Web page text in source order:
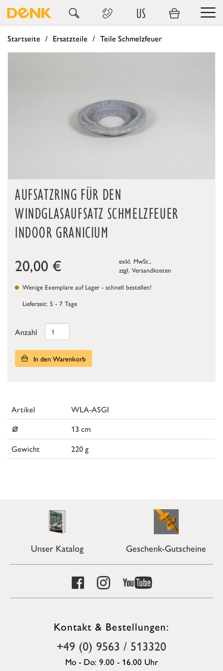
US
Startseite Ersatzteile Teile Schmelzfeuer
AUFSATZRING FÜR DEN
WINDGLASAUFSATZ SCHMELZFEUER
INDOOR GRANICIUM
20,00 €
exkl. MwSt.,
zzgl. Versandkosten
Wenige Exemplare auf Lager - schnell bestellen!
Lieferzeit: 5 - 7 Tage
Anzahl
In den Warenkorb
Artikel WLA-ASGI
⌀
13 cm
Gewicht
220 g
Unser Katalog Geschenk-Gutscheine
Kontakt & Bestellungen:
+49 (0) 9563 / 513320
Mo - Do: 9.00 - 16.00 Uhr